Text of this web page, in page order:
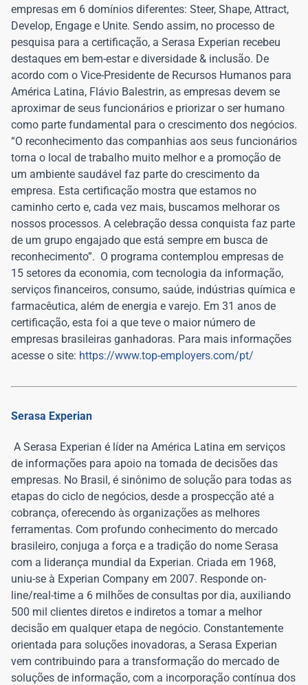
empresas em 6 domínios diferentes: Steer, Shape, Attract,
Develop, Engage e Unite. Sendo assim, no processo de
pesquisa para a certificação, a Serasa Experian recebeu
destaques em bem-estar e diversidade & inclusão. De
acordo com o Vice-Presidente de Recursos Humanos para
América Latina, Flávio Balestrin, as empresas devem se
aproximar de seus funcionários e priorizar o ser humano
como parte fundamental para o crescimento dos negócios.
“O reconhecimento das companhias aos seus funcionários
torna o local de trabalho muito melhor e a promoção de
um ambiente saudável faz parte do crescimento da
empresa. Esta certificação mostra que estamos no
caminho certo e, cada vez mais, buscamos melhorar os
nossos processos. A celebração dessa conquista faz parte
de um grupo engajado que está sempre em busca de
reconhecimento”. O programa contemplou empresas de
15 setores da economia, com tecnologia da informação,
serviços financeiros, consumo, saúde, indústrias química e
farmacêutica, além de energia e varejo. Em 31 anos de
certificação, esta foi a que teve o maior número de
empresas brasileiras ganhadoras. Para mais informações
acesse o site: https://www.top-employers.com/pt/
Serasa Experian
A Serasa Experian é líder na América Latina em serviços
de informações para apoio na tomada de decisões das
empresas. No Brasil, é sinônimo de solução para todas as
etapas do ciclo de negócios, desde a prospecção até a
cobrança, oferecendo às organizações as melhores
ferramentas. Com profundo conhecimento do mercado
brasileiro, conjuga a força e a tradição do nome Serasa
com a liderança mundial da Experian. Criada em 1968,
uniu-se à Experian Company em 2007. Responde on-
line/real-time a 6 milhões de consultas por dia, auxiliando
500 mil clientes diretos e indiretos a tomar a melhor
decisão em qualquer etapa de negócio. Constantemente
orientada para soluções inovadoras, a Serasa Experian
vem contribuindo para a transformação do mercado de
soluções de informação, com a incorporação contínua dos